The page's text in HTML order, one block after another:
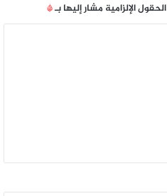
الحقول الإلزامية مشار إليها بـ*